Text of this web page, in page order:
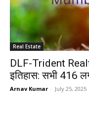
Real Estate
DLF-Trident
इतिहास: सभी 416
Arnav Kumar - July 25, 2025